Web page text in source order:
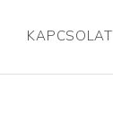
KAPCSOLAT